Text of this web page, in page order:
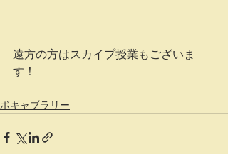
遠方の方はスカイプ授業もございま
す！
ボキャブラリー